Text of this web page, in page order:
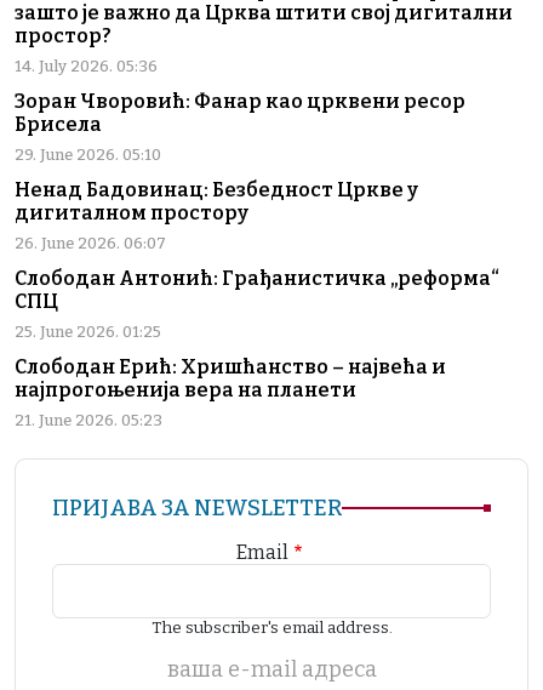
зашто је важно да Црква штити свој дигитални
простор?
14. July 2026. 05:36
Зоран Чворовић: Фанар као црквени ресор
Брисела
29. June 2026. 05:10
Ненад Бадовинац: Безбедност Цркве у
дигиталном простору
26. June 2026. 06:07
Слободан Антонић: Грађанистичка „реформа“
СПЦ
25. June 2026. 01:25
Слободан Ерић: Хришћанство – највећа и
најпрогоњенија вера на планети
21. June 2026. 05:23
ПРИЈАВА ЗА NEWSLETTER
Email
The subscriber's email address.
ваша е-mail адреса